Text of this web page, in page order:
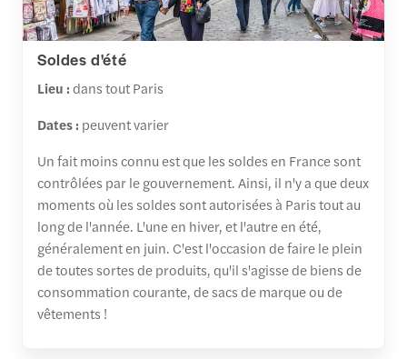
Soldes d'été
Lieu :dans tout Paris
Dates : peuvent varier
Un fait moins connu est que les soldes en France sont
contrôlées par le gouvernement. Ainsi, il n'y a que deux
moments où les soldes sont autorisées à Paris tout au
long de l'année. L'une en hiver, et l'autre en été,
généralement en juin. C'est l'occasion de faire le plein
de toutes sortes de produits, qu'il s'agisse de biens de
consommation courante, de sacs de marque ou de
vêtements !